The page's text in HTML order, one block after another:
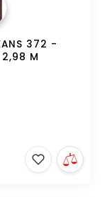
372 -
2,98 M